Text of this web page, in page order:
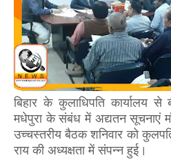
बिहार के कुलाधिपति कार्यालय से
मधेपुरा के संबंध में अद्यतन सूचनाएं
उच्चस्तरीय बैठक शनिवार को
राय की अध्यक्षता में संपन्न हुई।